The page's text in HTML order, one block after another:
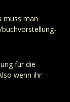
muss man
für die
wenn ihr